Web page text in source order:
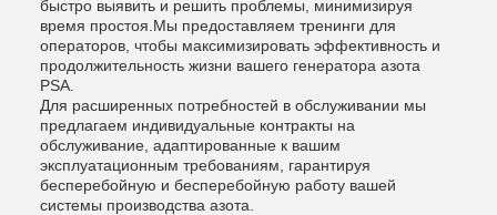
быстро выявить и решить проблемы, минимизируя
время простоя.Мы предоставляем тренинги для
операторов, чтобы максимизировать эффективность и
продолжительность жизни вашего генератора азота
PSA.
Для расширенных потребностей в обслуживании мы
предлагаем индивидуальные контракты на
обслуживание, адаптированные к вашим
эксплуатационным требованиям, гарантируя
бесперебойную и бесперебойную работу вашей
системы производства азота.